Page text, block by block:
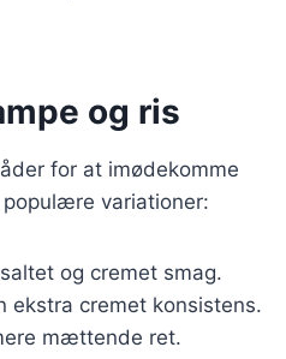
og ris
for at imødekomme
variationer:
og cremet smag.
ekstra cremet konsistens.
mættende ret.